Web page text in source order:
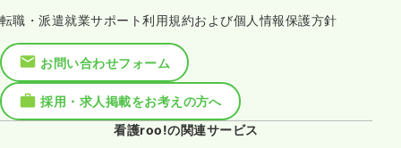
転職・派遣就業サポート利用規約および個人情報保護方針
お問い合わせフォーム
採用・求人掲載をお考えの方へ
看護roo!の関連サービス